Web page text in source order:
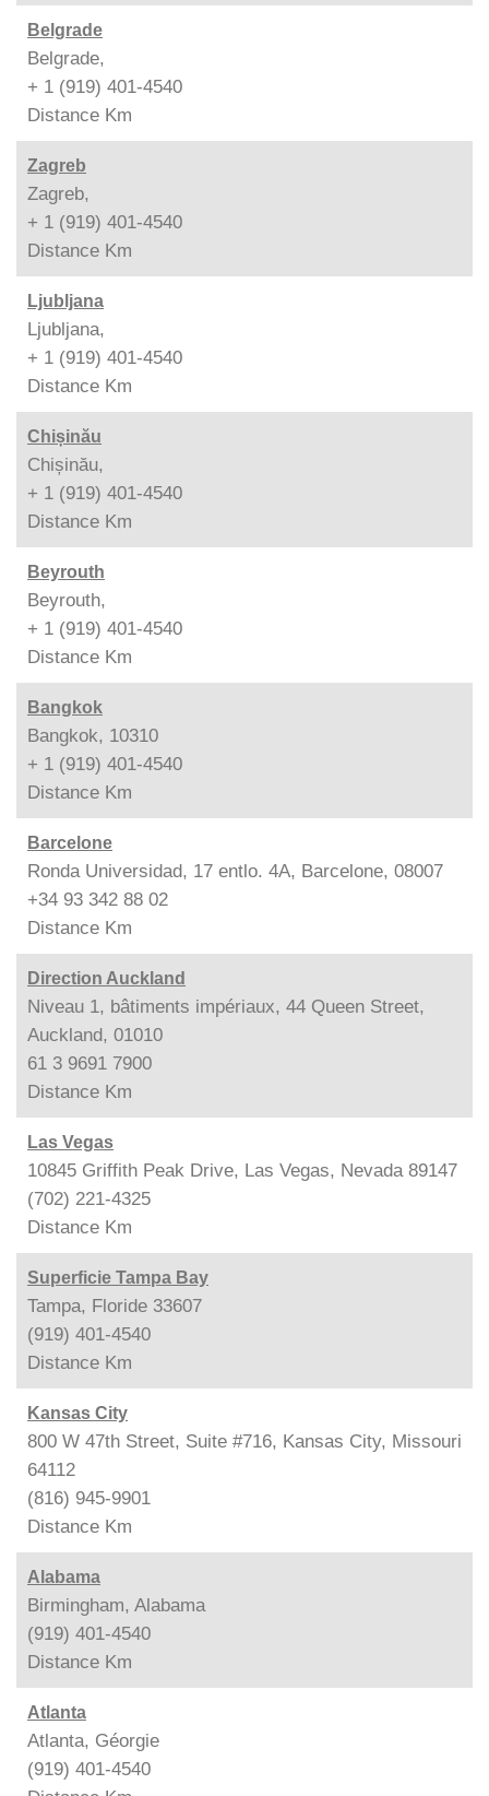
Belgrade
Belgrade,
+ 1 (919) 401-4540
Distance Km
Zagreb
Zagreb,
+ 1 (919) 401-4540
Distance Km
Ljubljana
Ljubljana,
+ 1 (919) 401-4540
Distance Km
Chișinău
Chișinău,
+ 1 (919) 401-4540
Distance Km
Beyrouth
Beyrouth,
+ 1 (919) 401-4540
Distance Km
Bangkok
Bangkok, 10310
+ 1 (919) 401-4540
Distance Km
Barcelone
Ronda Universidad, 17 entlo. 4A, Barcelone, 08007
+34 93 342 88 02
Distance Km
Direction Auckland
Niveau 1, bâtiments impériaux, 44 Queen Street,
Auckland, 01010
61 3 9691 7900
Distance Km
Las Vegas
10845 Griffith Peak Drive, Las Vegas, Nevada 89147
(702) 221-4325
Distance Km
Superficie Tampa Bay
Tampa, Floride 33607
(919) 401-4540
Distance Km
Kansas City
800 W 47th Street, Suite #716, Kansas City, Missouri
64112
(816) 945-9901
Distance Km
Alabama
Birmingham, Alabama
(919) 401-4540
Distance Km
Atlanta
Atlanta, Géorgie
(919) 401-4540